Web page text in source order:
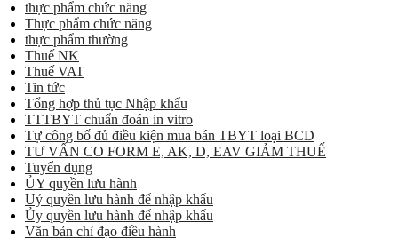
thực phẩm chức năng
Thực phẩm chức năng
thực phẩm thường
Thuế NK
Thuế VAT
Tin tức
Tổng hợp thủ tục Nhập khẩu
TTTBYT chuẩn đoán in vitro
Tự công bố đủ điều kiện mua bán TBYT loại BCD
TƯ VẤN CO FORM E, AK, D, EAV GIẢM THUẾ
Tuyển dụng
ỦY quyền lưu hành
Uỷ quyền lưu hành để nhập khẩu
Ủy quyền lưu hành để nhập khẩu
Văn bản chỉ đạo điều hành